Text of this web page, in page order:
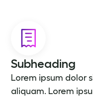
Subheading
Lorem ipsum dolor
aliquam. Lorem